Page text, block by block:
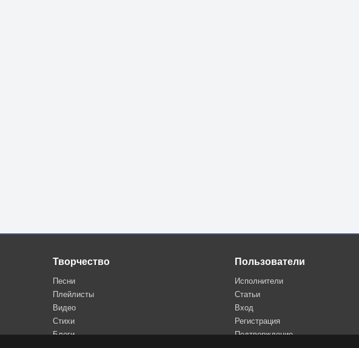
Творчество
Песни
Плейлисты
Видео
Стихи
Блоги
Пользователи
Исполнители
Статьи
Вход
Регистрация
Подтверждение